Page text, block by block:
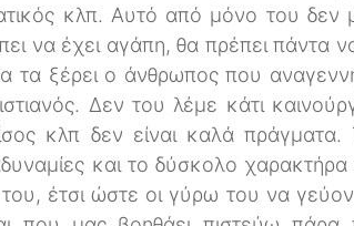
κλπ. Αυτό από μόνο του δεν
να έχει αγάπη, θα πρέπει πάντα
τα ξέρει ο άνθρωπος που
Δεν του λέμε κάτι
κλπ δεν είναι καλά
και το δύσκολο
έτσι ώστε οι γύρω του να